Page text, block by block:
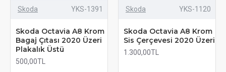
Skoda YKS-1391
Skoda Octavia A8 Krom
Bagaj Çıtası 2020 Üzeri
Plakalık Üstü
500,00TL
Skoda YKS-1120
Skoda Octavia A8 Krom
Sis Çerçevesi 2020 Üzeri
1.300,00TL